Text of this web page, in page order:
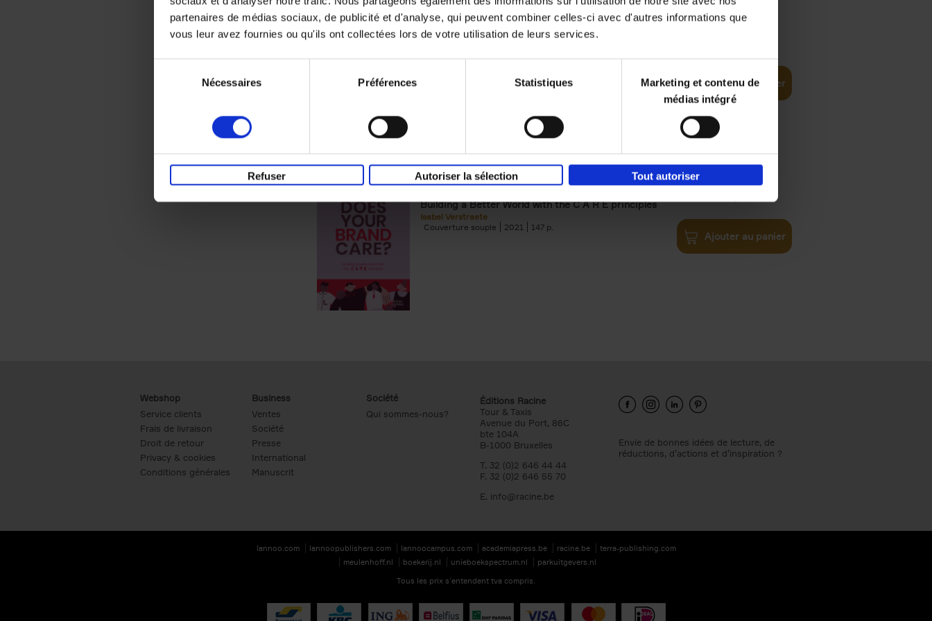
partenaires de médias sociaux, de publicité et d'analyse, qui peuvent combiner celles-ci avec d'autres informations que
vous leur avez fournies ou qu'ils ont collectées lors de votre utilisation de leurs services.
Nécessaires Préférences Statistiques
Marketing et contenu de
médias intégré
Refuser Autoriser la sélection Tout autoriser
Digital marketing like a PRO -
completely revised edition
Ajouter au panier
Does Your Brand Care?
Building a Better World with the C A R E principles
Isabel Verstraete
Couverture souple
2021 147
€34,99
Ajouter au panier
Webshop
Service clients
Frais de livraison
Droit de retour
Privacy & cookies
Conditions générales
Business
Ventes
Société
Presse
International
Manuscrit
Société
Qui sommes-nous?
Éditions Racine
Tour & Taxis
Avenue du Port, 86C
bte 104A
B-1000 Bruxelles
T. 32 (0)2 646 44 44
F. 32 (0)2 646 55 70
E. info@racine.be
Envie de bonnes idées de lecture, de
réductions, d’actions et d’inspiration ?
lannoo.com lannoopublishers.com lannoocampus.com academiapress.be racine.be
terra-publishing.com
meulenhoff.nl
boekerij.nl unieboekspectrum.nl
parkuitgevers.nl
Tous les prix s’entendent tva compris.